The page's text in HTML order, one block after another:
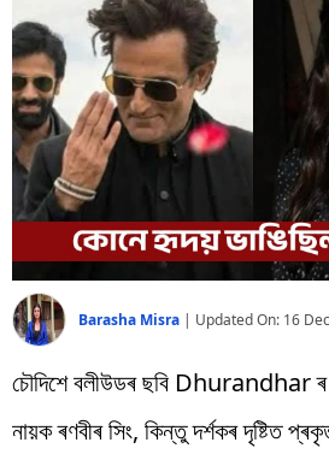
বিশ্ব
প্ৰযুক্তি
Videos
Barasha Misra | Updated On: 16
চৌদিশে বলীউডৰ ছবি Dhurandhar ৰ
নায়ক ৰণবীৰ সিং, কিন্তু দৰ্শকৰ দৃষ্টিত